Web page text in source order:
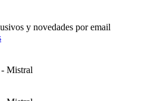
y novedades por email